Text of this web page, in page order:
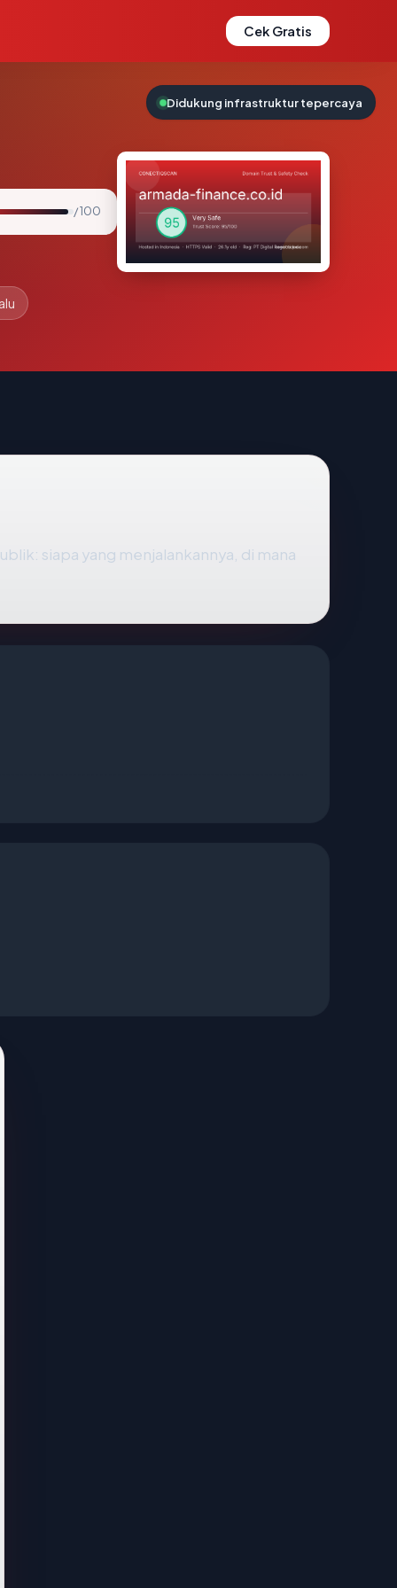
Cek Gratis
/ 100
siapa yang menjalankannya, di mana
Didukung infrastruktur tepercaya